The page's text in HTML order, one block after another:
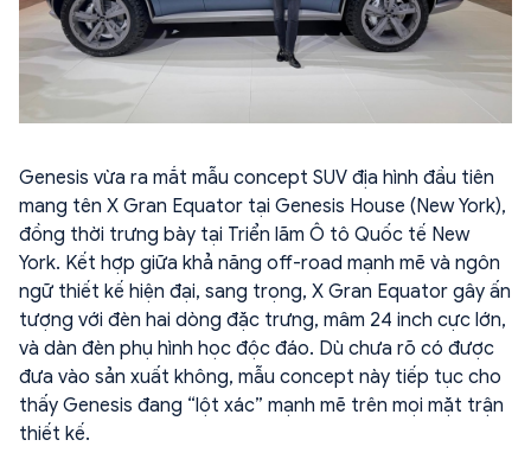
Genesis vừa ra mắt mẫu concept SUV địa hình đầu tiên
mang tên X Gran Equator tại Genesis House (New York),
đồng thời trưng bày tại Triển lãm Ô tô Quốc tế New
York. Kết hợp giữa khả năng off-road mạnh mẽ và ngôn
ngữ thiết kế hiện đại, sang trọng, X Gran Equator gây ấn
tượng với đèn hai dòng đặc trưng, mâm 24 inch cực lớn,
và dàn đèn phụ hình học độc đáo. Dù chưa rõ có được
đưa vào sản xuất không, mẫu concept này tiếp tục cho
thấy Genesis đang “lột xác” mạnh mẽ trên mọi mặt trận
thiết kế.